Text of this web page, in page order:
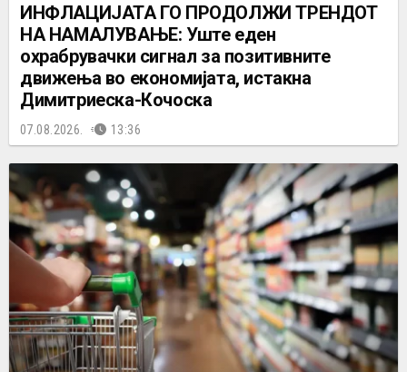
ИНФЛАЦИЈАТА ГО ПРОДОЛЖИ ТРЕНДОТ
НА НАМАЛУВАЊЕ: Уште еден
охрабрувачки сигнал за позитивните
движења во економијата, истакна
Димитриеска-Кочоска
07.08.2026. 13:36